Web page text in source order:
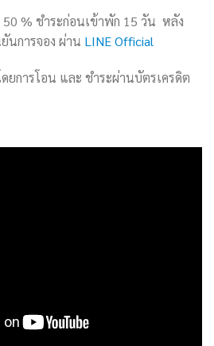
% ชำระก่อนเข้าพัก 15 วัน หลัง
นการจอง ผ่าน LINE Official
ยการโอน และ ชำระผ่านบัตรเครดิต